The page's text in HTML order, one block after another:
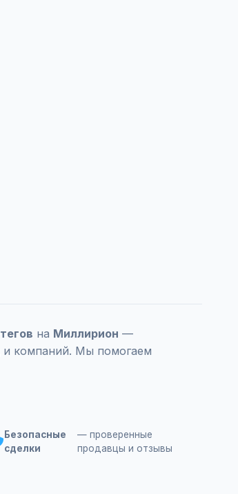
на Миллирион —
и компаний. Мы помогаем
Безопасные
сделки
— проверенные
продавцы и отзывы